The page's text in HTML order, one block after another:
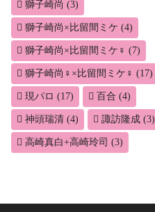
獅子崎尚 (3)
獅子崎尚×比留間ミケ (4)
獅子崎尚×比留間ミケ♀ (7)
獅子崎尚♀×比留間ミケ♀ (17)
現パロ (17) 百合 (4)
神頭瑞清 (4) 諏訪隆成 (3)
高崎真白+高崎玲司 (3)